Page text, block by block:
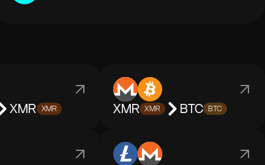
XMR XMR XMR XMR BTC BTC